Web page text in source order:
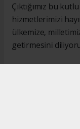
Çıktığımız bu
hizmetlerimizi
ülkemize,
getirmesini